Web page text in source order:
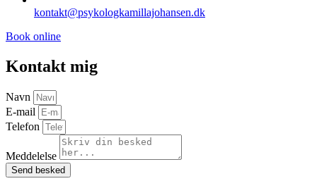
kontakt@psykologkamillajohansen.dk
Book online
Kontakt mig
Navn
E-mail
Telefon
Meddelelse
Send besked